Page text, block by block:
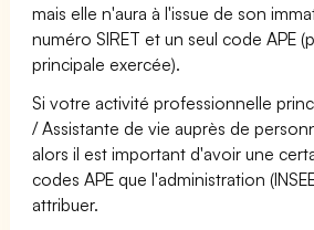
mais elle n'aura à l'issue de son
numéro SIRET et un seul code APE
principale exercée).
Si votre activité professionnelle
/ Assistante de vie auprès de
alors il est important d'avoir une
codes APE que l'administration
attribuer.